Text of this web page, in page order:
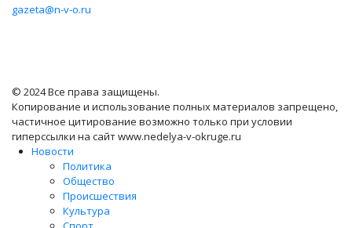
gazeta@n-v-o.ru
© 2024 Все права защищены.
Копирование и использование полных материалов запрещено,
частичное цитирование возможно только при условии
гиперссылки на сайт www.nedelya-v-okruge.ru
Новости
Политика
Общество
Происшествия
Культура